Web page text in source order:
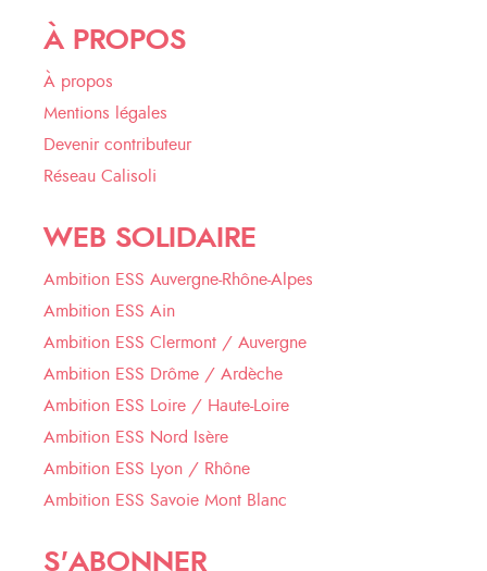
À PROPOS
À propos
Mentions légales
Devenir contributeur
Réseau Calisoli
WEB SOLIDAIRE
Ambition ESS Auvergne-Rhône-Alpes
Ambition ESS Ain
Ambition ESS Clermont / Auvergne
Ambition ESS Drôme / Ardèche
Ambition ESS Loire / Haute-Loire
Ambition ESS Nord Isère
Ambition ESS Lyon / Rhône
Ambition ESS Savoie Mont Blanc
S'ABONNER